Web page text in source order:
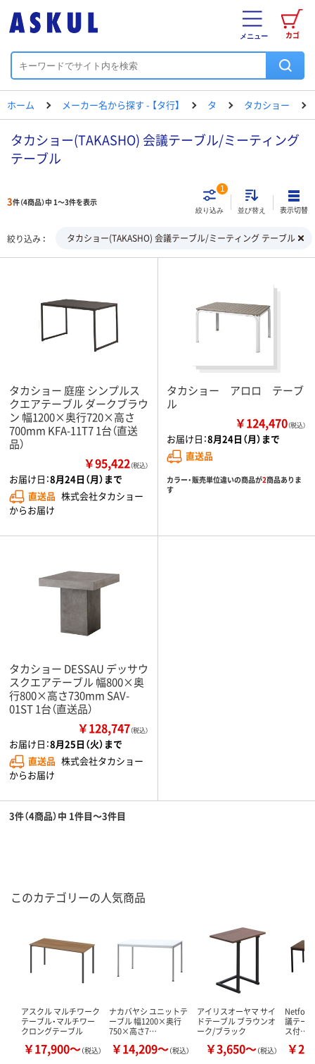
カゴ
メニュー
ホーム メーカー名から探す - 【タ行】 タ タカショー
タカショー(TAKASHO) 会議テーブル/ミーティング
テーブル
3件（4商品）中 1～3件を表示
絞り込み
1
並び替え 表示切替
絞り込み タカショー(TAKASHO) 会議テーブル/ミーティング テーブル
タカショー 庭座 シンプルス
クエアテーブル ダークブラウ
ン 幅1200×奥行720×高さ
700mm KFA-11T7 1台（直送
品）
￥95,422（税込）
お届け日：8月24日（月）まで
直送品 株式会社タカショー
からお届け
タカショー アロロ テーブ
ル
￥124,470（税込）
お届け日：8月24日（月）まで
直送品
カラー・販売単位違いの商品が2商品ありま
す
タカショー DESSAU デッサウ
スクエアテーブル 幅800×奥
行800×高さ730mm SAV-
01ST 1台（直送品）
￥128,747（税込）
お届け日：8月25日（火）まで
直送品 株式会社タカショー
からお届け
3件（4商品）中 1件目～3件目
このカテゴリーの人気商品
アスクル マルチワーク
テーブル・マルチワー
クロングテーブル
￥17,900～（税込）
ナカバヤシ ユニットテ
ーブル 幅1200×奥行
750×高さ7…
￥14,209～（税込）
アイリスオーヤマ サイ
ドテーブル ブラウンオ
ーク/ブラック
￥3,650～（税込）
議テー
ス付…
￥